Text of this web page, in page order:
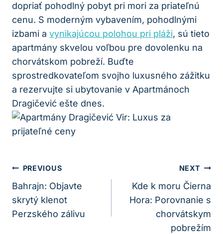
dopriať pohodlný pobyt pri mori za priateľnú
cenu. S moderným vybavením, pohodlnými
izbami a vynikajúcou polohou pri pláži, sú tieto
apartmány skvelou voľbou pre dovolenku na
chorvátskom pobreží. Buďte
sprostredkovateľom svojho luxusného zážitku
a rezervujte si ubytovanie v Apartmánoch
Dragičević ešte dnes.
Navigácia
V
Článku
PREVIOUS
Bahrajn: Objavte
skrytý klenot
Perzského zálivu
NEXT
Kde k moru Čierna
Hora: Porovnanie s
chorvátskym
pobrežím